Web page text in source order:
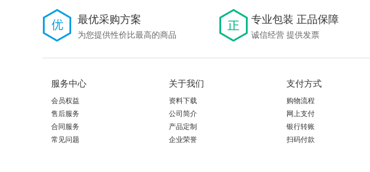
最优采购方案
为您提供性价比最高的商品
专业包装 正品保障
诚信经营 提供发票
服务中心
会员权益
售后服务
合同服务
常见问题
关于我们
资料下载
公司简介
产品定制
企业荣誉
支付方式
购物流程
网上支付
银行转账
扫码付款